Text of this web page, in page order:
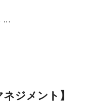
…
ジメント】